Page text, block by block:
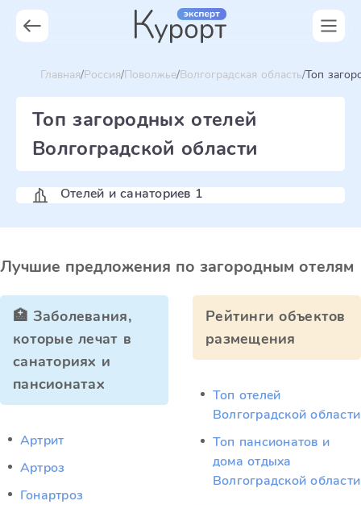
Главная Россия Поволжье Волгоградская область Топ
Топ загородных отелей
Волгоградской области
Отелей и санаториев 1
Лучшие предложения по загородным отелям
🏥 Заболевания,
которые лечат в
санаториях и
пансионатах
Артрит
Артроз
Гонартроз
Рейтинги объектов
размещения
Топ отелей
Волгоградской области
Топ пансионатов и
дома отдыха
Волгоградской области